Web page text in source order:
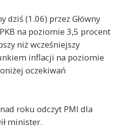
dziś (1.06) przez Główny
na poziomie 3,5 procent
niż wcześniejszy
inflacji na poziomie
oczekiwań
roku odczyt PMI dla
minister.